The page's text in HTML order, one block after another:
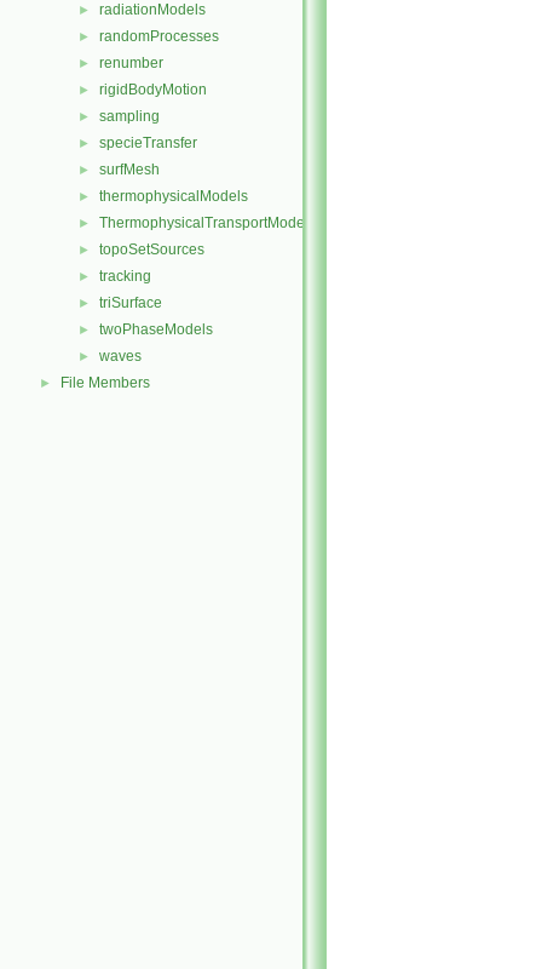
► radiationModels
► randomProcesses
► renumber
► rigidBodyMotion
► sampling
► specieTransfer
► surfMesh
► thermophysicalModels
► ThermophysicalTransportModels
► topoSetSources
► tracking
► triSurface
► twoPhaseModels
► waves
► File Members